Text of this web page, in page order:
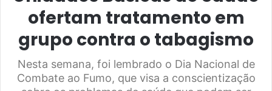
ofertam tratamento em
grupo contra o tabagismo
Nesta semana, foi lembrado o Dia Nacional de
Combate ao Fumo, que visa a conscientização